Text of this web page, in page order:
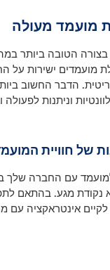
מועמד מעולה
בצורה הטובה ביותר
מועמדים ישירות על
הדבר החשוב
וניתנות
של חוויית
עם החברה שלך
נקודת מגע. בהתאם
אינטראקציה עם